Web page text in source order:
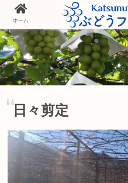
日々剪定
ホーム